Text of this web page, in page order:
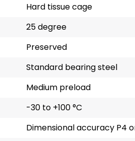
Hard tissue cage
25 degree
Preserved
Standard bearing steel
Medium preload
-30 to +100 °C
Dimensional accuracy P4